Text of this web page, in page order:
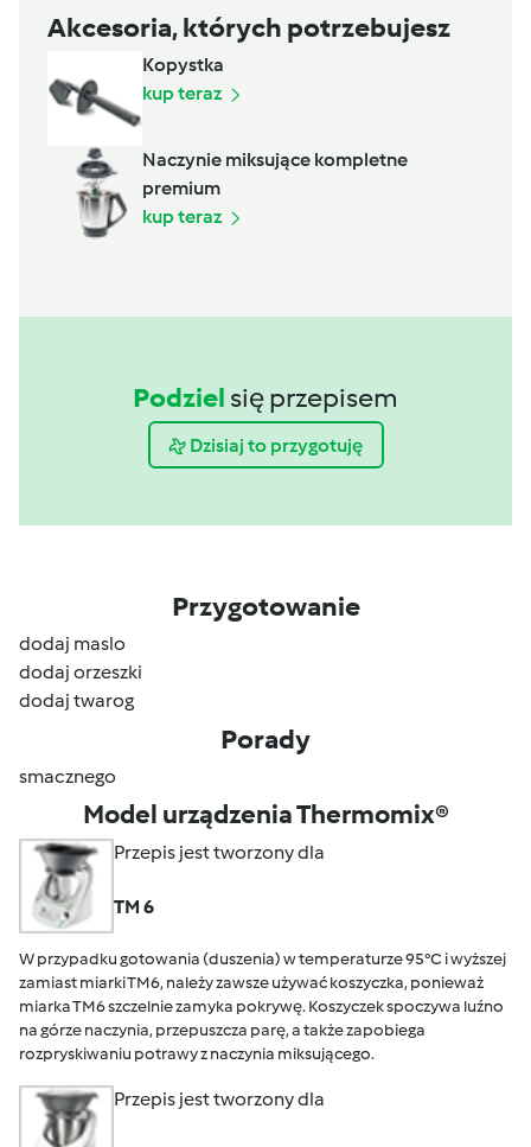
Akcesoria, których potrzebujesz
Kopystka
kup teraz
Naczynie miksujące kompletne
premium
kup teraz
Podziel się przepisem
Dzisiaj to przygotuję
Przygotowanie
dodaj maslo
dodaj orzeszki
dodaj twarog
Porady
smacznego
Model urządzenia Thermomix®
Przepis jest tworzony dla
TM 6
W przypadku gotowania (duszenia) w temperaturze 95°C i wyższej
zamiast miarki TM6, należy zawsze używać koszyczka, ponieważ
miarka TM6 szczelnie zamyka pokrywę. Koszyczek spoczywa luźno
na górze naczynia, przepuszcza parę, a także zapobiega
rozpryskiwaniu potrawy z naczynia miksującego.
Przepis jest tworzony dla